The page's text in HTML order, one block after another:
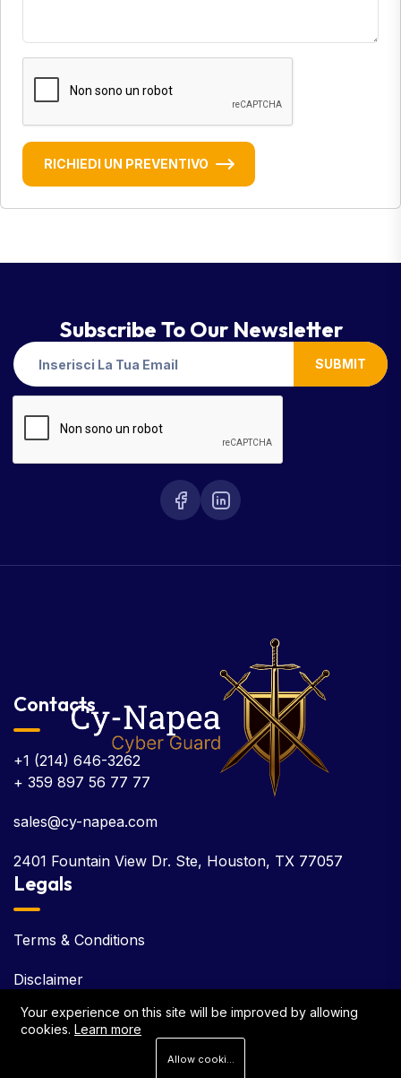
RICHIEDI UN PREVENTIVO
Subscribe To Our Newsletter
SUBMIT
Contacts
+1 (214) 646-3262
+ 359 897 56 77 77
sales@cy-napea.com
2401 Fountain View Dr. Ste, Houston, TX 77057
Legals
Terms & Conditions
Disclaimer
EULA
Your experience on this site will be improved by allowing
cookies. Learn more
Allow cookies